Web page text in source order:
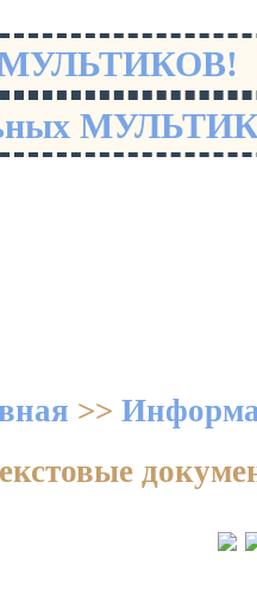
МУЛЬТИКОВ!
>>